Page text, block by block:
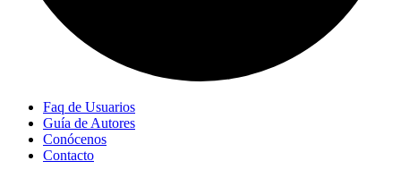
Faq de Usuarios
Guía de Autores
Conócenos
Contacto